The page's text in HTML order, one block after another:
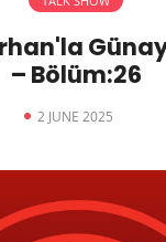
– Bölüm:26
2 JUNE 2025